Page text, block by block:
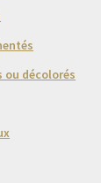
ou décolorés